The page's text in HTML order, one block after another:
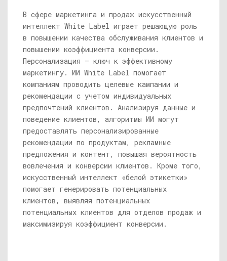
В сфере маркетинга и продаж искусственный
интеллект White Label играет решающую роль
в повышении качества обслуживания клиентов и
повышении коэффициента конверсии.
Персонализация — ключ к эффективному
маркетингу. ИИ White Label помогает
компаниям проводить целевые кампании и
рекомендации с учетом индивидуальных
предпочтений клиентов. Анализируя данные и
поведение клиентов, алгоритмы ИИ могут
предоставлять персонализированные
рекомендации по продуктам, рекламные
предложения и контент, повышая вероятность
вовлечения и конверсии клиентов. Кроме того,
искусственный интеллект «белой этикетки»
помогает генерировать потенциальных
клиентов, выявляя потенциальных
потенциальных клиентов для отделов продаж и
максимизируя коэффициент конверсии.